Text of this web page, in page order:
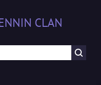
CLAN